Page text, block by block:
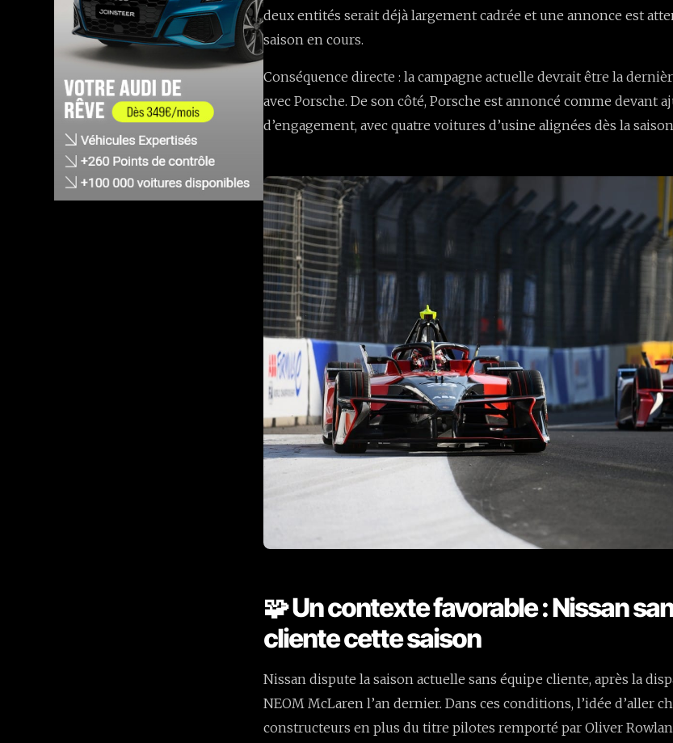
deux entités serait déjà largement cadrée et une annonce est
saison en cours.
Conséquence directe : la campagne actuelle devrait être la
avec Porsche. De son côté, Porsche est annoncé comme devant
d’engagement, avec quatre voitures d’usine alignées dès la
🧩 Un contexte favorable : Nissan
cliente cette saison
Nissan dispute la saison actuelle sans équipe cliente, après la
NEOM McLaren l’an dernier. Dans ces conditions, l’idée d’aller
constructeurs en plus du titre pilotes remporté par Oliver